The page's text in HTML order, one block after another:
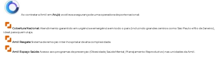
Ao contratar a Amil emArujá , você leva a segurança de uma operadora de porte nacional:
Cobertura Nacional:Atendimento garantido em urgência e emergência em todo o país (incluindo grandes centros como São Paulo e Rio de Janeiro),
ideal para quem viaja.
Amil Resgate:Sistema de remoção inter-hospitalar de alta complexidade.
Amil Espaço Saúde:Acesso aos programas de prevenção (Obesidade, Saúde Mental, Planejamento Reprodutivo) nas unidades da Amil.